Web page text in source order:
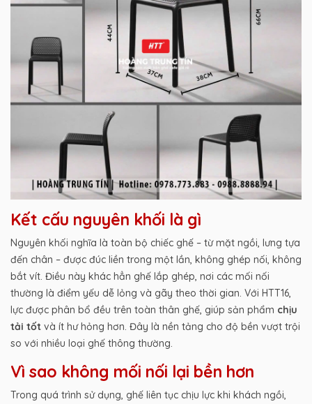
Kết cấu nguyên khối là gì
Nguyên khối nghĩa là toàn bộ chiếc ghế – từ mặt ngồi, lưng tựa
đến chân – được đúc liền trong một lần, không ghép nối, không
bắt vít. Điều này khác hẳn ghế lắp ghép, nơi các mối nối
thường là điểm yếu dễ lỏng và gãy theo thời gian. Với HTT16,
lực được phân bổ đều trên toàn thân ghế, giúp sản phẩm chịu
tải tốt và ít hư hỏng hơn. Đây là nền tảng cho độ bền vượt trội
so với nhiều loại ghế thông thường.
Vì sao không mối nối lại bền hơn
Trong quá trình sử dụng, ghế liên tục chịu lực khi khách ngồi,